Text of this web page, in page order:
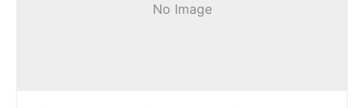
No Image